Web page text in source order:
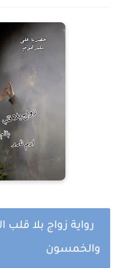
رواية زواج بلا
والخمسون